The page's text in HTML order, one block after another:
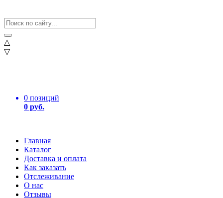
△
▽
0 позиций
0 руб.
Главная
Каталог
Доставка и оплата
Как заказать
Отслеживание
О нас
Отзывы